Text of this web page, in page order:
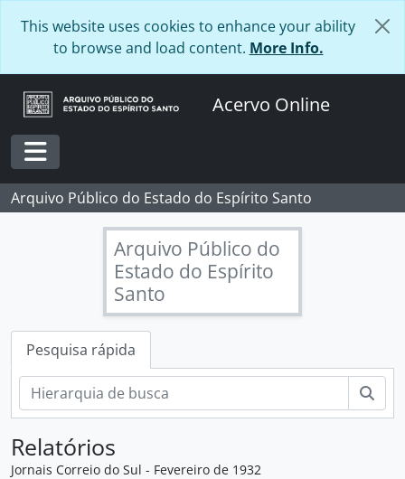
This website uses cookies to enhance your ability
to browse and load content. More Info.
Acervo Online
Toggle navigation
Arquivo Público do Estado do Espírito Santo
Arquivo Público do
Estado do Espírito
Santo
Pesquisa rápida
Relatórios
Jornais Correio do Sul - Fevereiro de 1932